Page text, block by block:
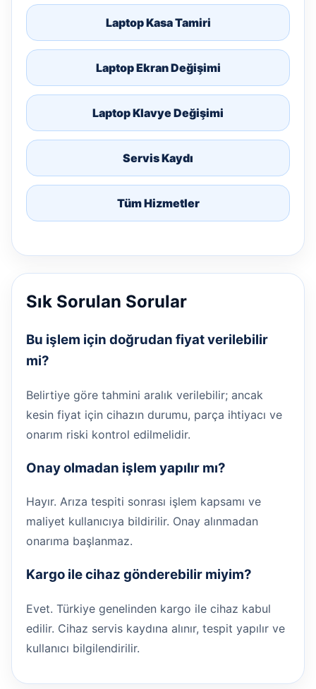
Laptop Kasa Tamiri
Laptop Ekran Değişimi
Laptop Klavye Değişimi
Servis Kaydı
Tüm Hizmetler
Sık Sorulan Sorular
Bu işlem için doğrudan fiyat verilebilir
mi?
Belirtiye göre tahmini aralık verilebilir; ancak
kesin fiyat için cihazın durumu, parça ihtiyacı ve
onarım riski kontrol edilmelidir.
Onay olmadan işlem yapılır mı?
Hayır. Arıza tespiti sonrası işlem kapsamı ve
maliyet kullanıcıya bildirilir. Onay alınmadan
onarıma başlanmaz.
Kargo ile cihaz gönderebilir miyim?
Evet. Türkiye genelinden kargo ile cihaz kabul
edilir. Cihaz servis kaydına alınır, tespit yapılır ve
kullanıcı bilgilendirilir.